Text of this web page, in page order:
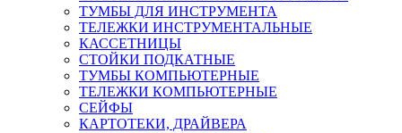
ТУМБЫ ДЛЯ ИНСТРУМЕНТА
ТЕЛЕЖКИ ИНСТРУМЕНТАЛЬНЫЕ
КАССЕТНИЦЫ
СТОЙКИ ПОДКАТНЫЕ
ТУМБЫ КОМПЬЮТЕРНЫЕ
ТЕЛЕЖКИ КОМПЬЮТЕРНЫЕ
СЕЙФЫ
КАРТОТЕКИ, ДРАЙВЕРА